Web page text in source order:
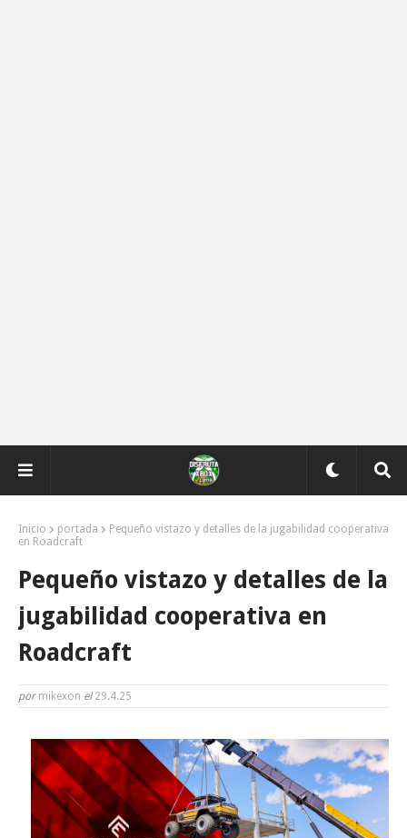
Inicio portada
Pequeño vistazo y detalles de la jugabilidad cooperativa
en Roadcraft
Pequeño vistazo y detalles de la
jugabilidad cooperativa en
Roadcraft
por mikexon el29.4.25